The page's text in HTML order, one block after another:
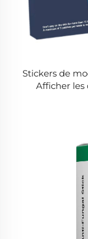
Stickers de
Afficher les